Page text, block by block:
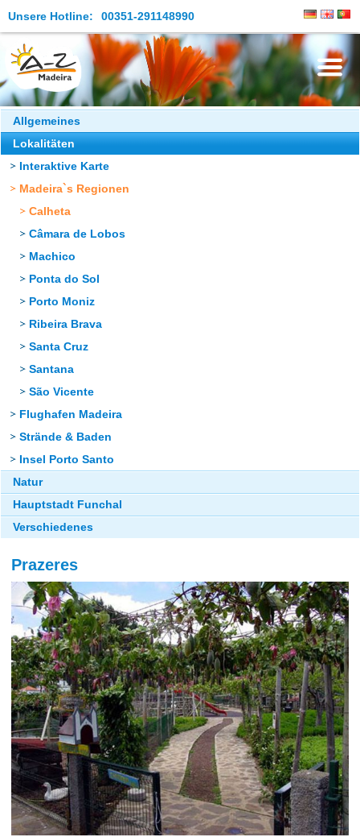
Unsere Hotline: 00351-291148990
Die Insel
Madeira Erleben
Aktuelles
Reiseangebote
Kontakt
Allgemeines
Lokalitäten
Interaktive Karte
Madeira`s Regionen
Calheta
Câmara de Lobos
Machico
Ponta do Sol
Porto Moniz
Ribeira Brava
Santa Cruz
Santana
São Vicente
Flughafen Madeira
Strände & Baden
Insel Porto Santo
Natur
Hauptstadt Funchal
Verschiedenes
Prazeres